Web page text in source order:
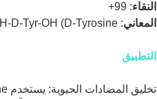
النقاء:
99+
المعاني: H-D-Tyr-OH (D-Tyrosine؛ (R)-2-Amino-3- ((4-hydroxyphenyl)propanoic acid) حمض بروبانويك
التطبيق